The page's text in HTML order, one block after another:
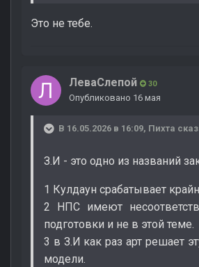
Это не тебе.
ЛеваСлепой 30
Опубликовано 16 мая
В 16.05.2026 в 16:09, Пихта
З.И - это одно из названий
1 Кулдаун срабатывает
2 НПС имеют
подготовки и не в этой теме.
3 в З.И как раз арт решает
модели.